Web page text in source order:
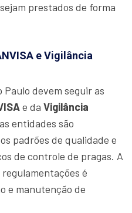
prestados de forma
e Vigilância
Paulo devem seguir as
e da Vigilância
entidades são
padrões de qualidade e
de controle de pragas. A
é
e manutenção de